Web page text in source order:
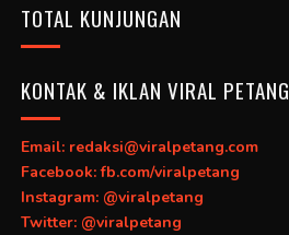
TOTAL KUNJUNGAN
KONTAK & IKLAN VIRAL PETANG
Email: redaksi@viralpetang.com
Facebook: fb.com/viralpetang
Instagram: @viralpetang
Twitter: @viralpetang